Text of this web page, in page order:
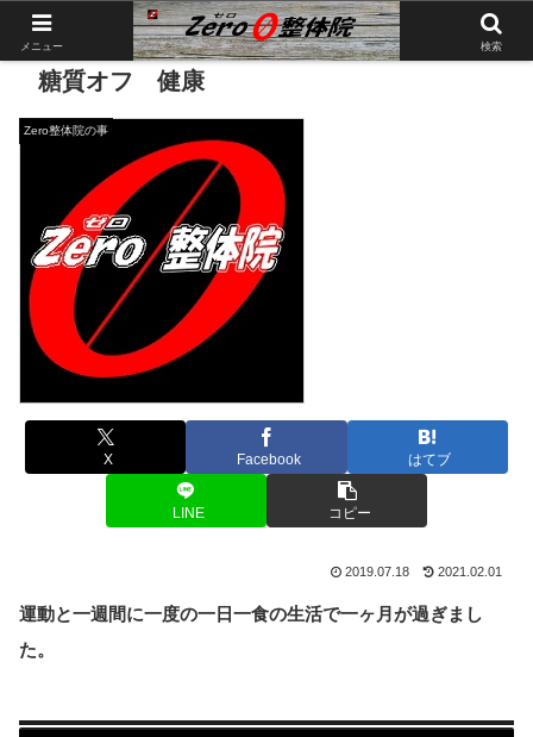
糖質オフ 健康
Zero整体院の事
X Facebook はてブ
LINE コピー
2019.07.18 2021.02.01
運動と一週間に一度の一日一食の生活で一ヶ月が過ぎまし
た。
メニュー 検索